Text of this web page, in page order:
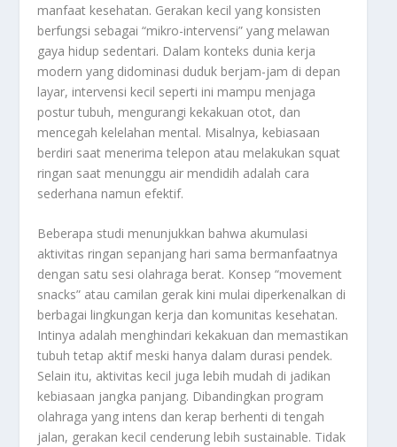
manfaat kesehatan. Gerakan kecil yang konsisten
berfungsi sebagai “mikro-intervensi” yang melawan
gaya hidup sedentari. Dalam konteks dunia kerja
modern yang didominasi duduk berjam-jam di depan
layar, intervensi kecil seperti ini mampu menjaga
postur tubuh, mengurangi kekakuan otot, dan
mencegah kelelahan mental. Misalnya, kebiasaan
berdiri saat menerima telepon atau melakukan squat
ringan saat menunggu air mendidih adalah cara
sederhana namun efektif.
Beberapa studi menunjukkan bahwa akumulasi
aktivitas ringan sepanjang hari sama bermanfaatnya
dengan satu sesi olahraga berat. Konsep “movement
snacks” atau camilan gerak kini mulai diperkenalkan di
berbagai lingkungan kerja dan komunitas kesehatan.
Intinya adalah menghindari kekakuan dan memastikan
tubuh tetap aktif meski hanya dalam durasi pendek.
Selain itu, aktivitas kecil juga lebih mudah di jadikan
kebiasaan jangka panjang. Dibandingkan program
olahraga yang intens dan kerap berhenti di tengah
jalan, gerakan kecil cenderung lebih sustainable. Tidak